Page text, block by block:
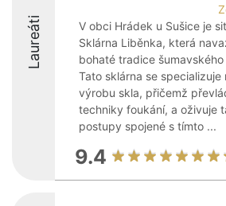
Laureáti
V obci Hrádek u Sušice je
Sklárna Liběnka, která
bohaté tradice
Tato sklárna se specializuje
výrobu skla, přičemž
techniky foukání, a oživuje
postupy spojené s tímto ...
9.4